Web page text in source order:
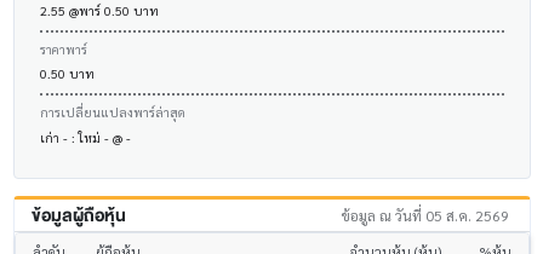
2.55 @พาร์ 0.50 บาท
ราคาพาร์
0.50 บาท
การเปลี่ยนแปลงพาร์ล่าสุด
เก่า - : ใหม่ - @ -
ข้อมูลผู้ถือหุ้น ข้อมูล ณ วันที่ 05 ส.ค. 2569